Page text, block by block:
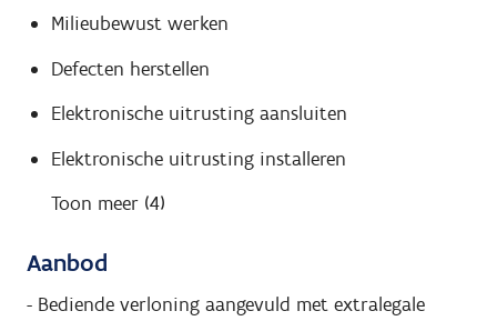
Milieubewust werken
Defecten herstellen
Elektronische uitrusting aansluiten
Elektronische uitrusting installeren
Toon meer (4)
Aanbod
- Bediende verloning aangevuld met extralegale